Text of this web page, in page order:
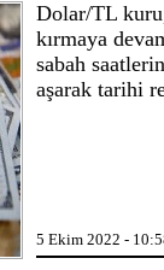
Dolar/TL
kırmaya
sabah
aşarak tarihi
5 Ekim 2022 -